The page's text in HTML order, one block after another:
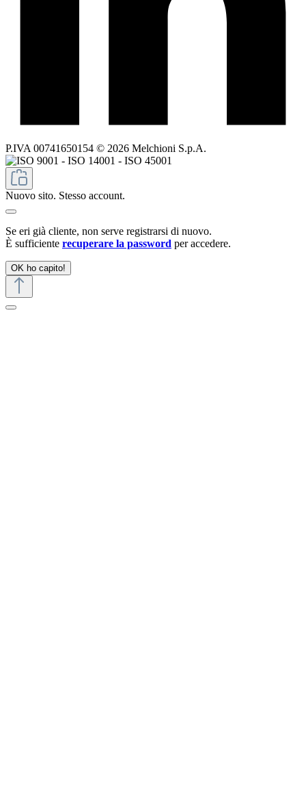
P.IVA 00741650154 © 2026 Melchioni S.p.A.
Nuovo sito. Stesso account.
Se eri già cliente, non serve registrarsi di nuovo.
È sufficiente recuperare la password per accedere.
OK ho capito!